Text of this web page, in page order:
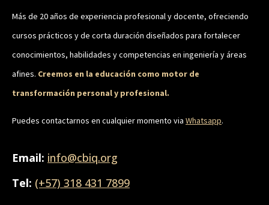
Más de 20 años de experiencia profesional y docente, ofreciendo
cursos prácticos y de corta duración diseñados para fortalecer
conocimientos, habilidades y competencias en ingeniería y áreas
afines. Creemos en la educación como motor de
transformación personal y profesional.
Puedes contactarnos en cualquier momento via Whatsapp.
Email: info@cbiq.org
Tel: (+57) 318 431 7899